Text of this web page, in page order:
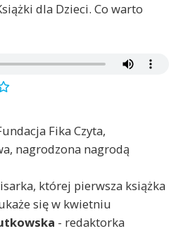
dla Dzieci. Co warto
Fika Czyta,
nagrodzona nagrodą
której pierwsza książka
się w kwietniu
- redaktorka